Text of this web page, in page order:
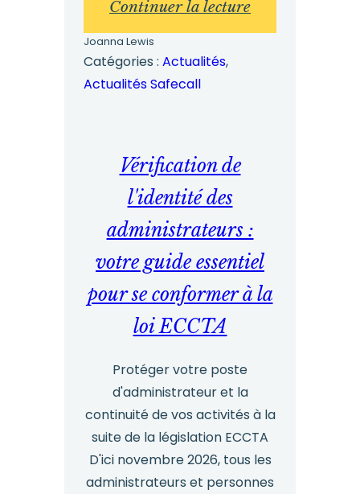
Continuer la lecture:
Pourquoi
culture
de
la
Joanna Lewis
Catégories : Actualités,
Actualités Safecall
Vérification de
l'identité des
administrateurs :
votre guide essentiel
pour se conformer à la
loi ECCTA
Protéger votre poste
d'administrateur et la
continuité de vos activités à la
suite de la législation ECCTA
D'ici novembre 2026, tous les
administrateurs et personnes